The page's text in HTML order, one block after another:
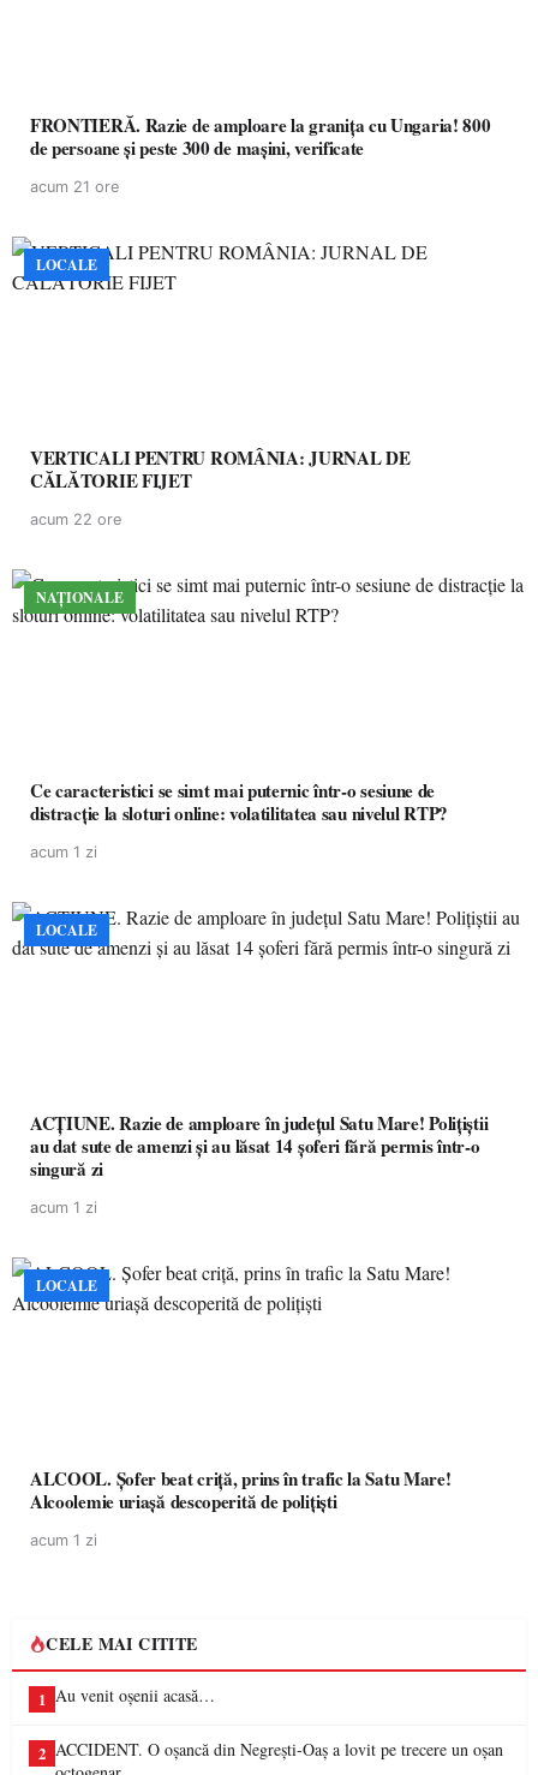
FRONTIERĂ. Razie de amploare la granița cu Ungaria! 800
de persoane și peste 300 de mașini, verificate
acum 21 ore
LOCALE
VERTICALI PENTRU ROMÂNIA: JURNAL DE
CĂLĂTORIE FIJET
acum 22 ore
NAȚIONALE
Ce caracteristici se simt mai puternic într-o sesiune de
distracție la sloturi online: volatilitatea sau nivelul RTP?
acum 1 zi
LOCALE
ACȚIUNE. Razie de amploare în județul Satu Mare! Polițiștii
au dat sute de amenzi și au lăsat 14 șoferi fără permis într-o
singură zi
acum 1 zi
LOCALE
ALCOOL. Șofer beat criță, prins în trafic la Satu Mare!
Alcoolemie uriașă descoperită de polițiști
acum 1 zi
CELE MAI CITITE
1 Au venit oșenii acasă…
2 ACCIDENT. O oșancă din Negrești-Oaș a lovit pe trecere un oșan